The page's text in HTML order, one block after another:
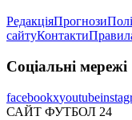
РедакціяПрогнози
сайтуКонтакти
Соціальні мережі
facebookxyoutube
САЙТ ФУТБОЛ 24